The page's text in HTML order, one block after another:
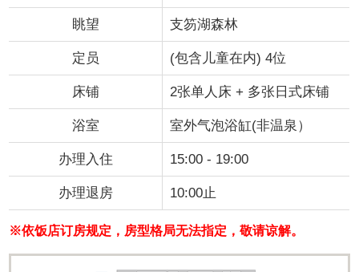
眺望 支笏湖森林
定员 (包含儿童在内) 4位
床铺 2张单人床 + 多张日式床铺
浴室 室外气泡浴缸(非温泉）
办理入住 15:00 - 19:00
办理退房 10:00止
※依饭店订房规定，房型格局无法指定，敬请谅解。